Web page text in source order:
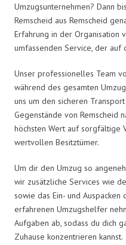
Umzugsunternehmen? Dann
Remscheid aus Remscheid
Erfahrung in der Organisation
umfassenden Service, der auf
Unser professionelles Team
während des gesamten
uns um den sicheren
Gegenstände von Remscheid
höchsten Wert auf sorgfältige
wertvollen Besitztümer.
Um dir den Umzug so
wir zusätzliche Services wie
sowie das Ein- und Auspacken
erfahrenen Umzugshelfer
Aufgaben ab, sodass du dich
Zuhause konzentrieren kannst.